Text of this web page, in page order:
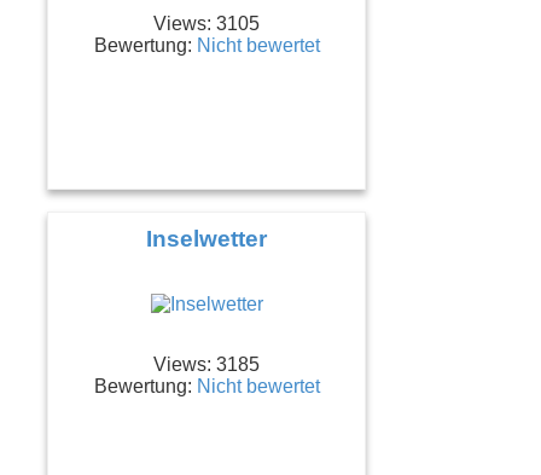
Views: 3105
Bewertung: Nicht bewertet
Inselwetter
Views: 3185
Bewertung: Nicht bewertet